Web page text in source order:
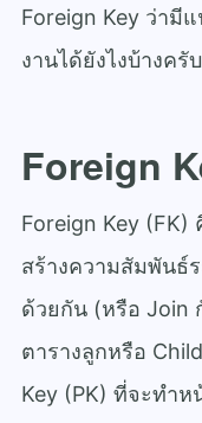
Foreign Key ว่ามี
งานได้ยังไงบ้างครับ
Foreign
Foreign Key
สร้างความสัมพันธ์
ด้วยกัน (หรือ Join
ตารางลูกหรือ
Key (PK) ที่จะทำ